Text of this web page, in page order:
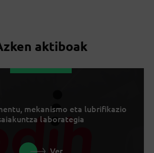
aktiboak
mekanismo eta lubrifikazio
laborategia
Ver